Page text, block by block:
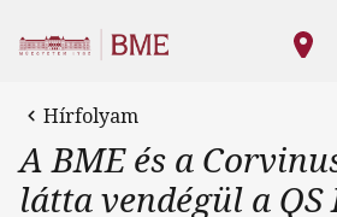
Fő
Hírfolyam
A BME és a
látta vendégül a